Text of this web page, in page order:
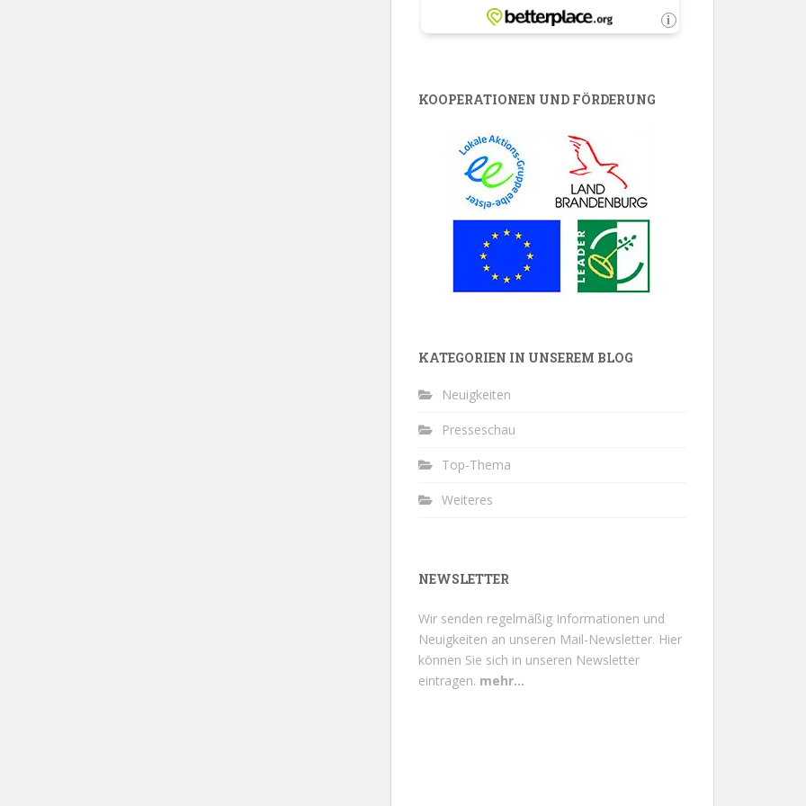
KOOPERATIONEN UND FÖRDERUNG
KATEGORIEN IN UNSEREM BLOG
Neuigkeiten
Presseschau
Top-Thema
Weiteres
NEWSLETTER
Wir senden regelmäßig Informationen und
Neuigkeiten an unseren Mail-Newsletter. Hier
können Sie sich in unseren Newsletter
eintragen. mehr...